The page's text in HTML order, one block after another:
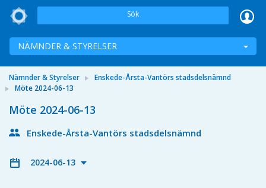
Sök
NÄMNDER & STYRELSER
Nämnder & Styrelser
Enskede-Årsta-Vantörs stadsdelsnämnd
Möte 2024-06-13
Möte 2024-06-13
Enskede-Årsta-Vantörs stadsdelsnämnd
2024-06-13